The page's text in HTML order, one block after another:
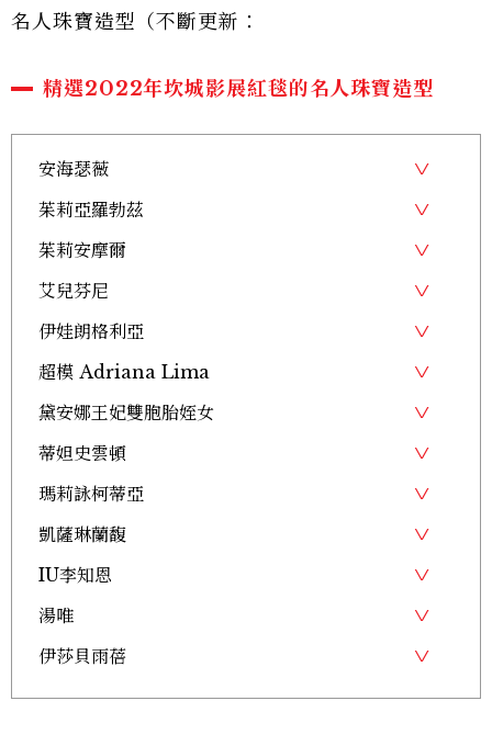
名人珠寶造型（不斷更新：
精選2022年坎城影展紅毯的名人珠寶造型
安海瑟薇
茱莉亞羅勃茲
茱莉安摩爾
艾兒芬尼
伊娃朗格利亞
超模 Adriana Lima
黛安娜王妃雙胞胎姪女
蒂妲史雲頓
瑪莉詠柯蒂亞
凱薩琳蘭馥
IU李知恩
湯唯
伊莎貝雨蓓